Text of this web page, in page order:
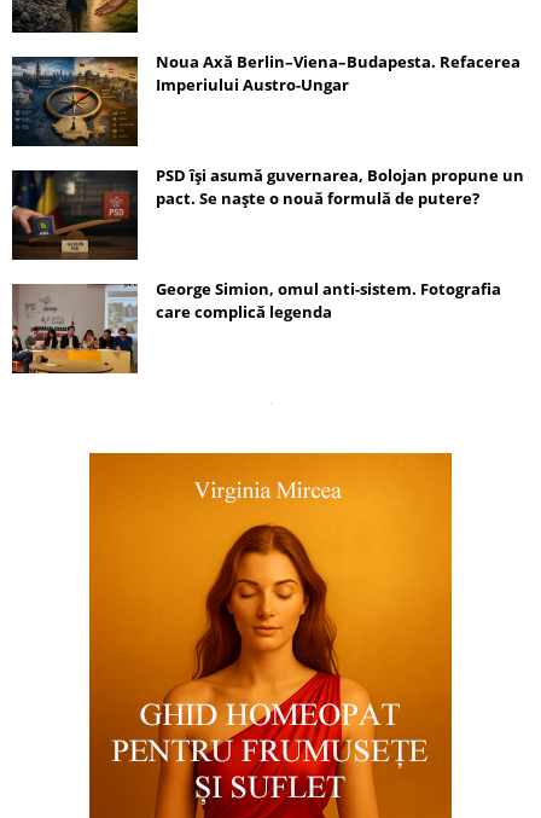
Noua Axă Berlin–Viena–Budapesta. Refacerea
Imperiului Austro-Ungar
PSD își asumă guvernarea, Bolojan propune un
pact. Se naște o nouă formulă de putere?
George Simion, omul anti-sistem. Fotografia
care complică legenda